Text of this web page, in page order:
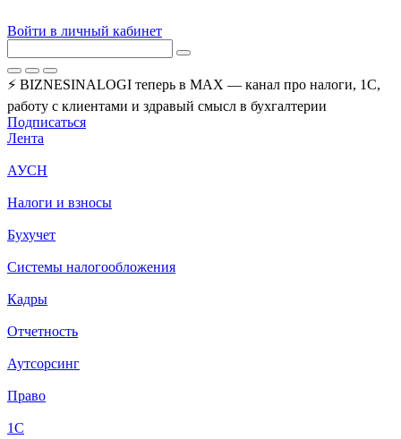
Войти в личный кабинет
⚡ BIZNESINALOGI теперь в MAX — канал про налоги, 1С,
работу с клиентами и здравый смысл в бухгалтерии
Подписаться
Лента
АУСН
Налоги и взносы
Бухучет
Системы налогообложения
Кадры
Отчетность
Аутсорсинг
Право
1С